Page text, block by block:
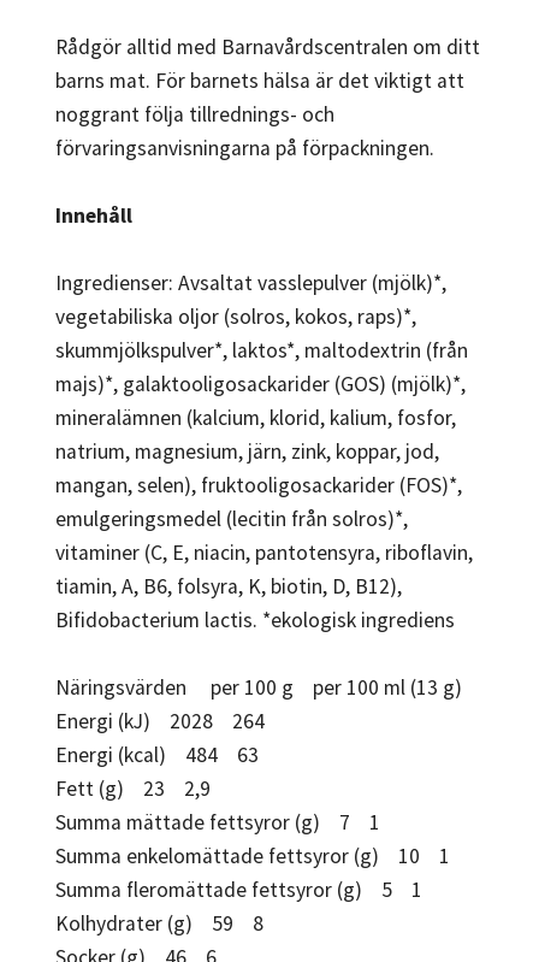
Rådgör alltid med Barnavårdscentralen om ditt
barns mat. För barnets hälsa är det viktigt att
noggrant följa tillrednings- och
förvaringsanvisningarna på förpackningen.
Innehåll
Ingredienser: Avsaltat vasslepulver (mjölk)*,
vegetabiliska oljor (solros, kokos, raps)*,
skummjölkspulver*, laktos*, maltodextrin (från
majs)*, galaktooligosackarider (GOS) (mjölk)*,
mineralämnen (kalcium, klorid, kalium, fosfor,
natrium, magnesium, järn, zink, koppar, jod,
mangan, selen), fruktooligosackarider (FOS)*,
emulgeringsmedel (lecitin från solros)*,
vitaminer (C, E, niacin, pantotensyra, riboflavin,
tiamin, A, B6, folsyra, K, biotin, D, B12),
Bifidobacterium lactis. *ekologisk ingrediens
Näringsvärden per 100 g per 100 ml (13 g)
Energi (kJ) 2028 264
Energi (kcal) 484 63
Fett (g) 23 2,9
Summa mättade fettsyror (g) 7 1
Summa enkelomättade fettsyror (g) 10 1
Summa fleromättade fettsyror (g) 5 1
Kolhydrater (g) 59 8